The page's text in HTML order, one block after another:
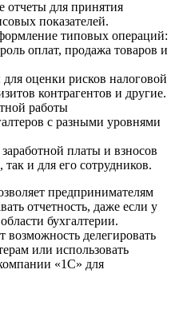
отчеты для принятия
показателей.
типовых операций:
оплат, продажа товаров и
оценки рисков налоговой
контрагентов и другие.
работы
с разными уровнями
платы и взносов
и для его сотрудников.
предпринимателям
отчетность, даже если у
бухгалтерии.
возможность делегировать
или использовать
«1С» для